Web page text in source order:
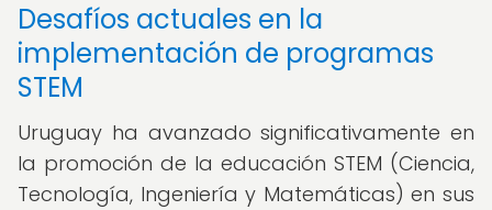
Desafíos actuales en la
implementación de programas
STEM
Uruguay ha avanzado significativamente en
la promoción de la educación STEM (Ciencia,
Tecnología, Ingeniería y Matemáticas) en sus